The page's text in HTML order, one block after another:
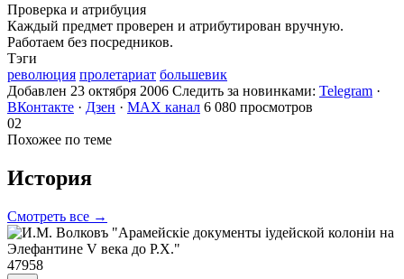
Проверка и атрибуция
Каждый предмет проверен и атрибутирован вручную.
Работаем без посредников.
Тэги
революция пролетариат большевик
Добавлен 23 октября 2006 Следить за новинками: Telegram ·
ВКонтакте · Дзен · MAX канал 6 080 просмотров
02
Похожее по теме
История
Смотреть все →
47958